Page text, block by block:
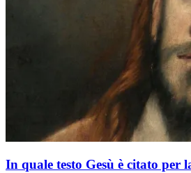
In quale testo Gesù è citato per